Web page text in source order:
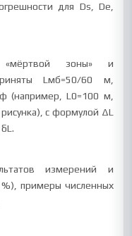
для Ds, De,
зоны» и
Lмб=50/60 м,
(например, L0=100 м,
с формулой ΔL
измерений и
примеры численных